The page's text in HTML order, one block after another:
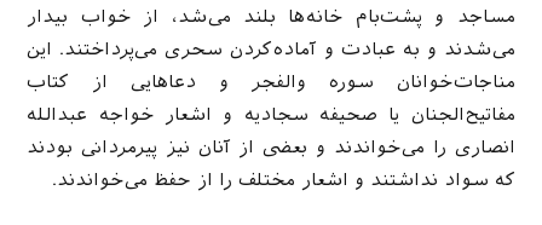
مساجد و پشت‌بام خانه‌ها بلند می‌شد، از خواب بیدار
می‌شدند و به عبادت و آماده‌کردن سحری می‌پرداختند. این
مناجات‌خوانان سوره والفجر و دعاهایی از کتاب
مفاتیح‌الجنان یا صحیفه سجادیه و اشعار خواجه عبدالله
انصاری را می‌خواندند و بعضی از آنان نیز پیرمردانی بودند
که سواد نداشتند و اشعار مختلف را از حفظ می‌خواندند.